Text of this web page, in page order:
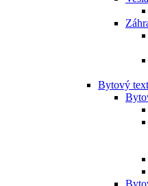
Bytový